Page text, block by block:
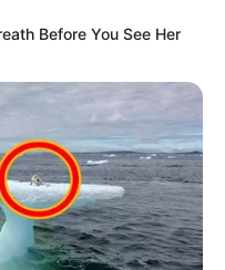
Mute
Before You See Her